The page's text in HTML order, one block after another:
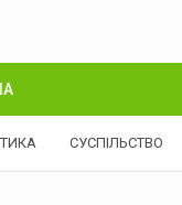
СУСПІЛЬСТВО